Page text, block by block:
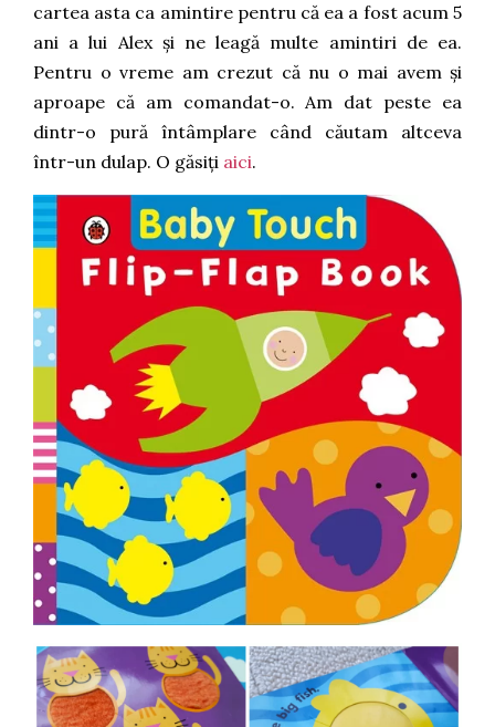
cartea asta ca amintire pentru că ea a fost acum 5
ani a lui Alex și ne leagă multe amintiri de ea.
Pentru o vreme am crezut că nu o mai avem și
aproape că am comandat-o. Am dat peste ea
dintr-o pură întâmplare când căutam altceva
într-un dulap. O găsiți aici.